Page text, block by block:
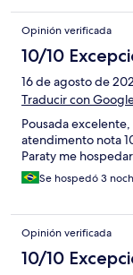
biscoitos comuns
goiaba tinha sido
frescas.
Opinión verificada
10/10
16 de agosto de
Traducir con
Pousada
atendimento nota
Paraty me
Se hospedó 3
Opinión verificada
10/10